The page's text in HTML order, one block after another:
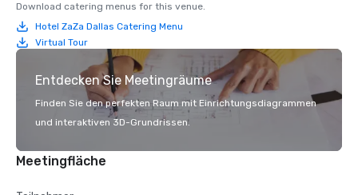
Download catering menus for this venue.
Hotel ZaZa Dallas Catering Menu
Virtual Tour
Entdecken Sie Meetingräume
Finden Sie den perfekten Raum mit Einrichtungsdiagrammen
und interaktiven 3D-Grundrissen.
Meetingfläche